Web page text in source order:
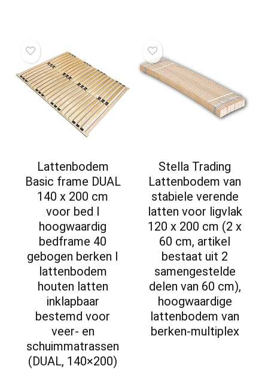
Lattenbodem
Basic frame DUAL
140 x 200 cm
voor bed I
hoogwaardig
bedframe 40
gebogen berken I
lattenbodem
houten latten
inklapbaar
bestemd voor
veer- en
schuimmatrassen
(DUAL, 140×200)
Stella Trading
Lattenbodem van
stabiele verende
latten voor ligvlak
120 x 200 cm (2 x
60 cm, artikel
bestaat uit 2
samengestelde
delen van 60 cm),
hoogwaardige
lattenbodem van
berken-multiplex